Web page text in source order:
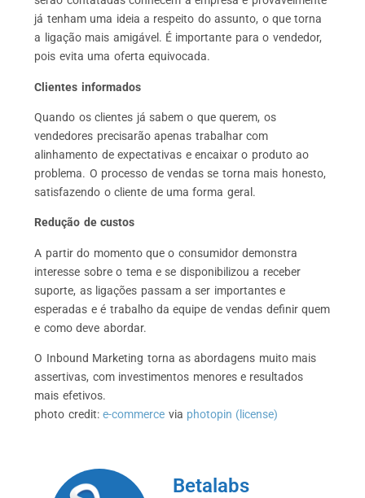
já tenham uma ideia a respeito do assunto, o que torna
a ligação mais amigável. É importante para o vendedor,
pois evita uma oferta equivocada.
Clientes informados
Quando os clientes já sabem o que querem, os
vendedores precisarão apenas trabalhar com
alinhamento de expectativas e encaixar o produto ao
problema. O processo de vendas se torna mais honesto,
satisfazendo o cliente de uma forma geral.
Redução de custos
A partir do momento que o consumidor demonstra
interesse sobre o tema e se disponibilizou a receber
suporte, as ligações passam a ser importantes e
esperadas e é trabalho da equipe de vendas definir quem
e como deve abordar.
O Inbound Marketing torna as abordagens muito mais
assertivas, com investimentos menores e resultados
mais efetivos.
photo credit:e-commerce via photopin (license)
Betalabs